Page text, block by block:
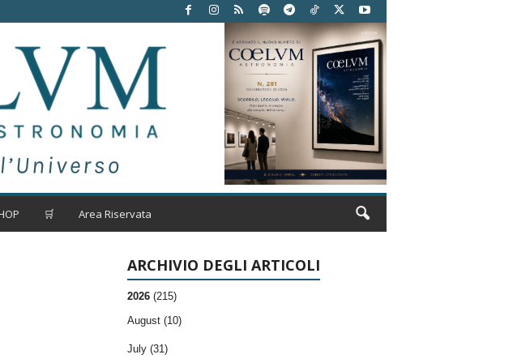
🛒 Area Riservata
ARCHIVIO DEGLI ARTICOLI
2026 (215)
August (10)
July (31)